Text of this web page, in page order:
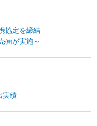
協定を締結
㈱が実施～
実績